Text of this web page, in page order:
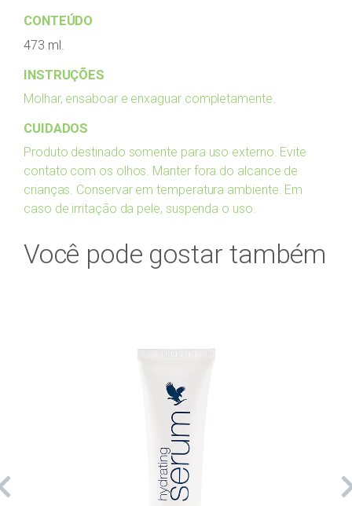
CONTEÚDO
473 ml.
INSTRUÇÕES
Molhar, ensaboar e enxaguar completamente.
CUIDADOS
Produto destinado somente para uso externo. Evite
contato com os olhos. Manter fora do alcance de
crianças. Conservar em temperatura ambiente. Em
caso de irritação da pele, suspenda o uso.
Você pode gostar também